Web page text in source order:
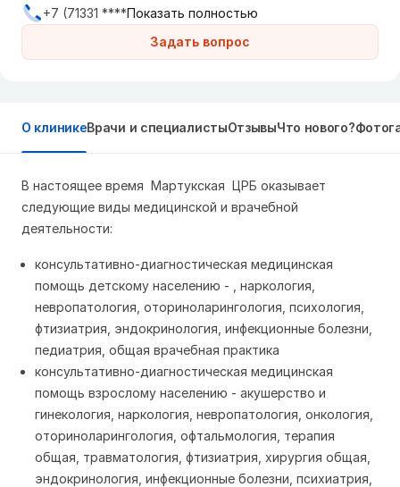
Задать вопрос
+7 (71331 ****Показать полностью
О клиникеВрачи и специалистыОтзывыЧто нового?
В настоящее время Мартукская ЦРБ оказывает
следующие виды медицинской и врачебной
деятельности:
консультативно-диагностическая медицинская
помощь детскому населению - , наркология,
невропатология, оториноларингология, психология,
фтизиатрия, эндокринология, инфекционные болезни,
педиатрия, общая врачебная практика
консультативно-диагностическая медицинская
помощь взрослому населению - акушерство и
гинекология, наркология, невропатология, онкология,
оториноларингология, офтальмология, терапия
общая, травматология, фтизиатрия, хирургия общая,
эндокринология, инфекционные болезни, психиатрия,